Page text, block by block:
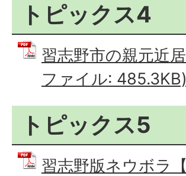
トピックス4
習志野市の親元近
ファイル: 485.3KB)
トピックス5
習志野版ネウボラ